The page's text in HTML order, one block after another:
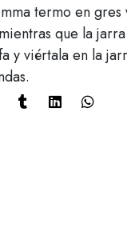
termo en
que la
y viértala en la